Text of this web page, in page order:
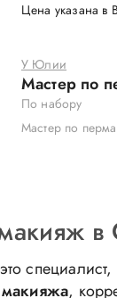
Цена указана в
У Юлии
Мастер по
По набору
Мастер по
в
макияжа,